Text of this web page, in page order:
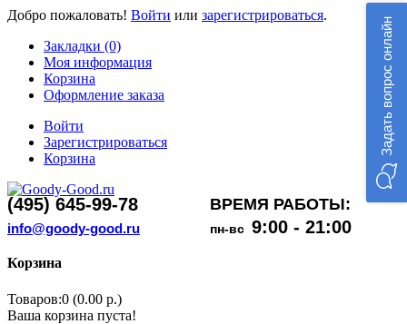
Добро пожаловать! Войти или зарегистрироваться.
Закладки (0)
Моя информация
Корзина
Оформление заказа
Войти
Зарегистрироваться
Корзина
(495) 645-99-78 ВРЕМЯ РАБОТЫ:
info@goody-good.ru пн-вс 9:00 - 21:00
Корзина
Товаров:0 (0.00 р.)
Ваша корзина пуста!
Задать вопрос онлайн